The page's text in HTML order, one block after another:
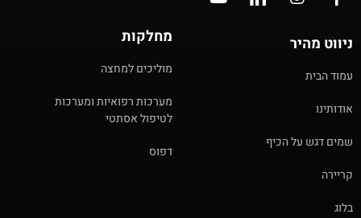
ניווט מהיר
עמוד הבית
אודותינו
שמים דגש על הכיף
קריירה
בלוג
מחלקות
מוליכים למחצה
מערכות רפואיות ומערכות
לטיפול אסתטי
דפוס